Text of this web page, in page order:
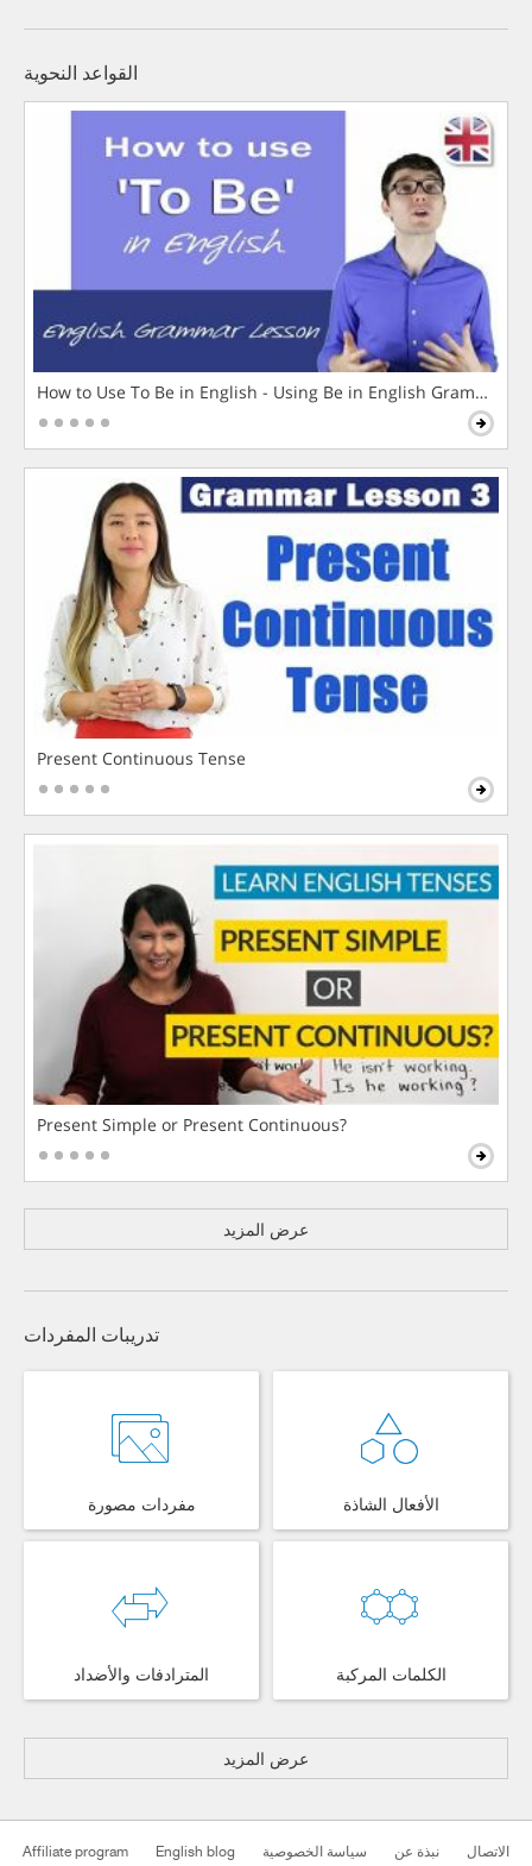
القواعد النحوية
How to Use To Be in English - Using Be in English Grammar
Present Continuous Tense
Present Simple or Present Continuous?
عرض المزيد
تدريبات المفردات
مفردات مصورة الأفعال الشاذة
المترادفات والأضداد الكلمات المركبة
عرض المزيد
Affiliate program English blog سياسة الخصوصية نبذة عن الاتصال